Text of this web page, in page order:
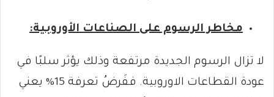
مخاطر الرسوم على الصناعات الأوروبية:
لا تزال الرسوم الجديدة مرتفعة وذلك يؤثر سلبًا في
عودة القطاعات الاوروبية. ففَرضُ تعرفة 15% يعني